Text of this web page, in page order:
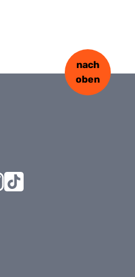
nach
oben